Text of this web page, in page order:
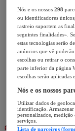
Nós e os nossos298
ou identificadores
rastreio suportem as
seguintes finalidades».
estas tecnologias serão
anúncios que vê
escolhas ou retirar o
parte inferior da página
escolhas serão
Nós e os nossos
Utilizar dados de
identificação.
personalizados,
serviços.
Lista de parceiros